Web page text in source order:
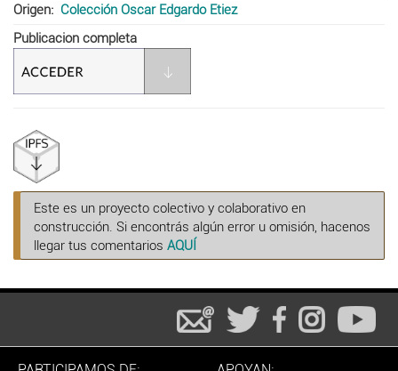
Origen
Colección Oscar Edgardo Etiez
Publicacion completa
Este es un proyecto colectivo y colaborativo en
construcción. Si encontrás algún error u omisión, hacenos
llegar tus comentarios AQUÍ